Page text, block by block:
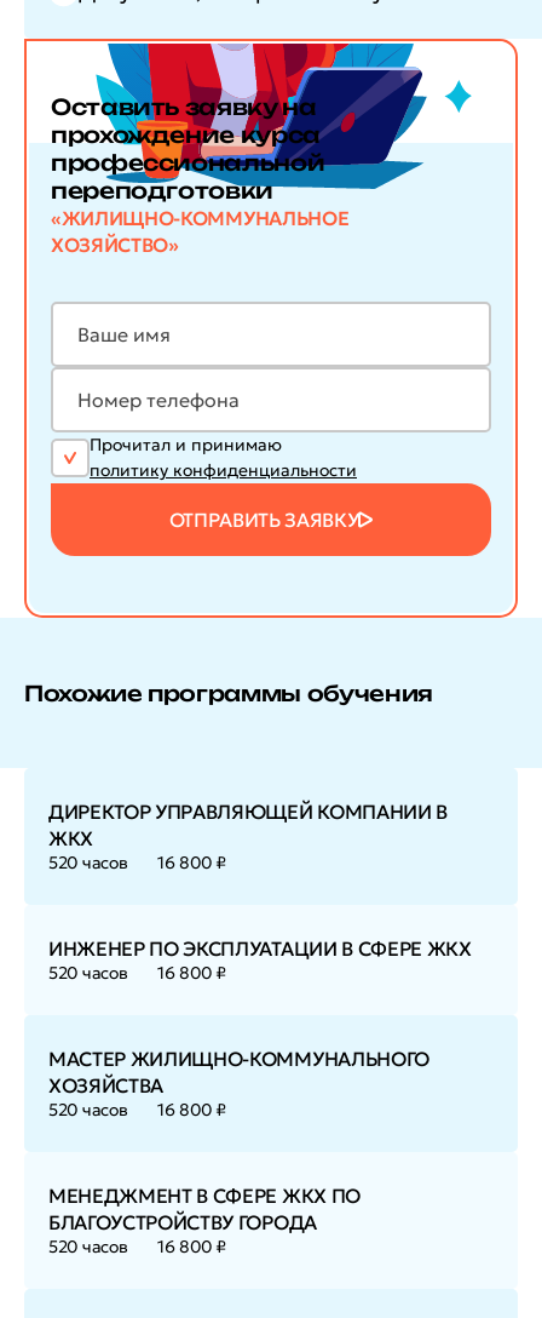
Оставить заявкуна
прохождение курса
профессиональной
переподготовки
«ЖИЛИЩНО-КОММУНАЛЬНОЕ
ХОЗЯЙСТВО»
Прочитал и принимаю
политику конфиденциальности
ОТПРАВИТЬ ЗАЯВКУ
Похожие программы обучения
ДИРЕКТОР УПРАВЛЯЮЩЕЙ КОМПАНИИ В
ЖКХ
520 часов 16 800 ₽
ИНЖЕНЕР ПО ЭКСПЛУАТАЦИИ В СФЕРЕ ЖКХ
520 часов 16 800 ₽
МАСТЕР ЖИЛИЩНО-КОММУНАЛЬНОГО
ХОЗЯЙСТВА
520 часов 16 800 ₽
МЕНЕДЖМЕНТ В СФЕРЕ ЖКХ ПО
БЛАГОУСТРОЙСТВУ ГОРОДА
520 часов 16 800 ₽